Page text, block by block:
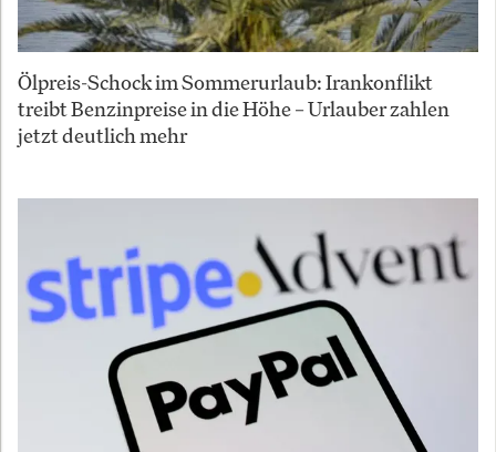
Ölpreis-Schock im Sommerurlaub: Irankonflikt
treibt Benzinpreise in die Höhe – Urlauber zahlen
jetzt deutlich mehr